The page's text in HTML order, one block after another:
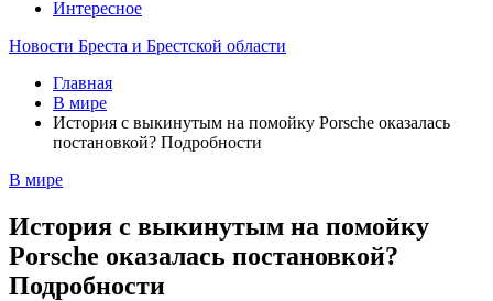
Интересное
Новости Бреста и Брестской области
Главная
В мире
История с выкинутым на помойку Porsche оказалась
постановкой? Подробности
В мире
История с выкинутым на помойку
Porsche оказалась постановкой?
Подробности